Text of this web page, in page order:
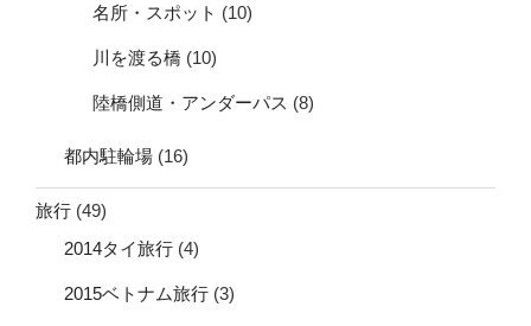
名所・スポット (10)
川を渡る橋 (10)
陸橋側道・アンダーパス (8)
都内駐輪場 (16)
旅行 (49)
2014タイ旅行 (4)
2015ベトナム旅行 (3)